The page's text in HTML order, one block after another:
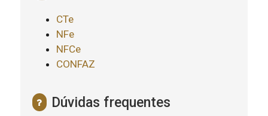
CTe
NFe
NFCe
CONFAZ
Dúvidas frequentes